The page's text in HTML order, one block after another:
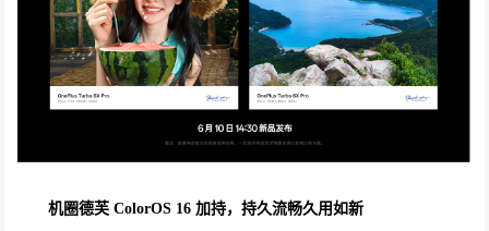
机圈德芙 ColorOS 16 加持，持久流畅久用如新